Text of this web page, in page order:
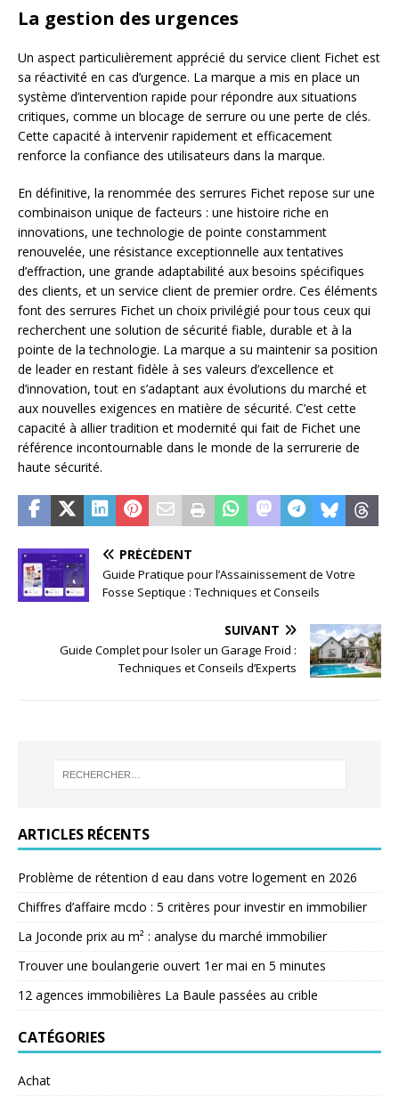
La gestion des urgences
Un aspect particulièrement apprécié du service client Fichet est
sa réactivité en cas d’urgence. La marque a mis en place un
système d’intervention rapide pour répondre aux situations
critiques, comme un blocage de serrure ou une perte de clés.
Cette capacité à intervenir rapidement et efficacement
renforce la confiance des utilisateurs dans la marque.
En définitive, la renommée des serrures Fichet repose sur une
combinaison unique de facteurs : une histoire riche en
innovations, une technologie de pointe constamment
renouvelée, une résistance exceptionnelle aux tentatives
d’effraction, une grande adaptabilité aux besoins spécifiques
des clients, et un service client de premier ordre. Ces éléments
font des serrures Fichet un choix privilégié pour tous ceux qui
recherchent une solution de sécurité fiable, durable et à la
pointe de la technologie. La marque a su maintenir sa position
de leader en restant fidèle à ses valeurs d’excellence et
d’innovation, tout en s’adaptant aux évolutions du marché et
aux nouvelles exigences en matière de sécurité. C’est cette
capacité à allier tradition et modernité qui fait de Fichet une
référence incontournable dans le monde de la serrurerie de
haute sécurité.
PRÉCÉDENT
Guide Pratique pour l’Assainissement de Votre
Fosse Septique : Techniques et Conseils
SUIVANT
Guide Complet pour Isoler un Garage Froid :
Techniques et Conseils d’Experts
ARTICLES RÉCENTS
Problème de rétention d eau dans votre logement en 2026
Chiffres d’affaire mcdo : 5 critères pour investir en immobilier
La Joconde prix au m² : analyse du marché immobilier
Trouver une boulangerie ouvert 1er mai en 5 minutes
12 agences immobilières La Baule passées au crible
CATÉGORIES
Achat